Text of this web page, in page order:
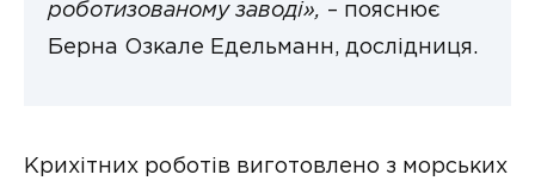
роботизованому заводі», – пояснює
Берна Озкале Едельманн, дослідниця.
Крихітних роботів виготовлено з морських